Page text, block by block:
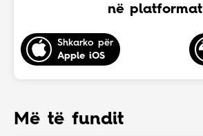
në platformat
Shkarko për
Apple iOS
Më të fundit